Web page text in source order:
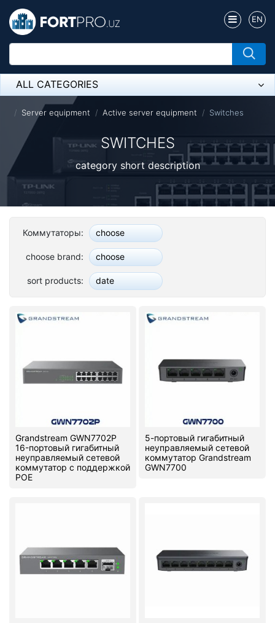
EN
ALL CATEGORIES
Микрофон
Напольные розетки
Оборудование Mikrotik
Пылесос
ADSL, Wan / Lan Routers, Wi-Fi
IP Telephony
Stereo systems
Server equipment
Headphones
Cooling systems
Server equipment
Video conferencing
PC
PC components
Server equipment Active server equipment Switches
SWITCHES
category short description
Коммутаторы: choose
choose brand: choose
sort products: date
Grandstream GWN7702P
16-портовый гигабитный
неуправляемый сетевой
коммутатор с поддержкой
POE
5-портовый гигабитный
неуправляемый сетевой
коммутатор Grandstream
GWN7700